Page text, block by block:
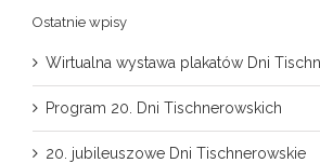
Ostatnie wpisy
Wirtualna wystawa plakatów Dni
Program 20. Dni Tischnerowskich
20. jubileuszowe Dni Tischnerowskie